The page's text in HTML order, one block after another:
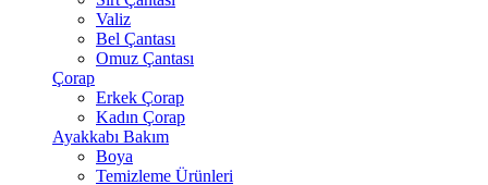
Valiz
Bel Çantası
Omuz Çantası
Çorap
Erkek Çorap
Kadın Çorap
Ayakkabı Bakım
Boya
Temizleme Ürünleri